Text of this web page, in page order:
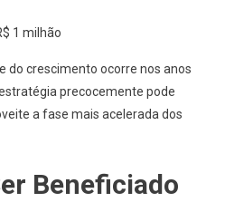
1 milhão
do crescimento ocorre nos anos
precocemente pode
a fase mais acelerada dos
Beneficiado